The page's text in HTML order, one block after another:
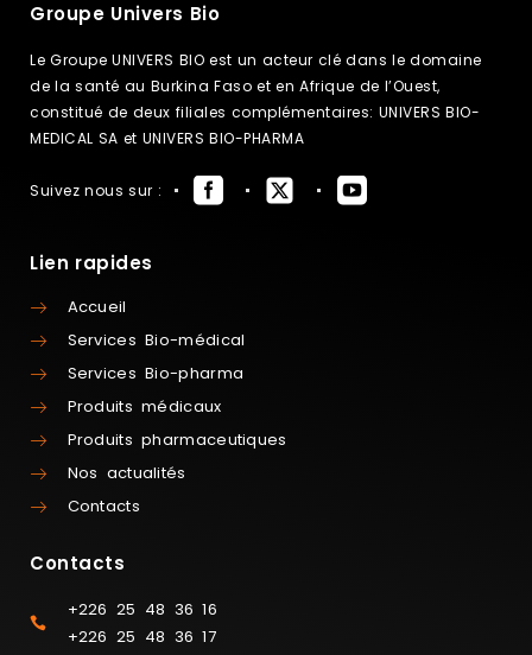
Groupe Univers Bio
Le Groupe UNIVERS BIO est un acteur clé dans le domaine
de la santé au Burkina Faso et en Afrique de l’Ouest,
constitué de deux filiales complémentaires: UNIVERS BIO-
MEDICAL SA et UNIVERS BIO-PHARMA
Suivez nous sur :
Lien rapides
Accueil
Services Bio-médical
Services Bio-pharma
Produits médicaux
Produits pharmaceutiques
Nos actualités
Contacts
Contacts
+226 25 48 36 16
+226 25 48 36 17